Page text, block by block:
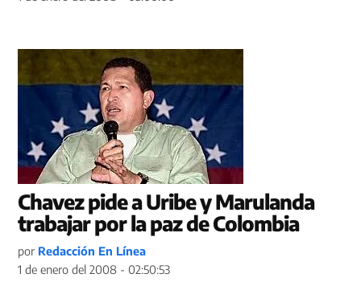
Chavez pide a Uribe y Marulanda
trabajar por la paz de Colombia
por Redacción En Línea
1 de enero del 2008 - 02:50:53